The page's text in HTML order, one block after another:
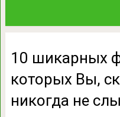
10 шикарных
которых Вы,
никогда не